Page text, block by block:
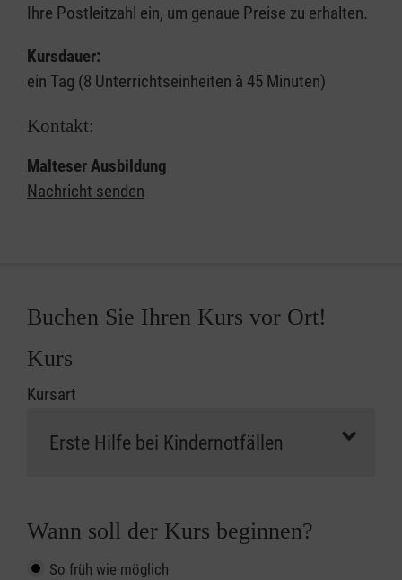
Ihre Postleitzahl ein, um genaue Preise zu erhalten.
Kursdauer:
ein Tag (8 Unterrichtseinheiten à 45 Minuten)
Kontakt:
Malteser Ausbildung
Nachricht senden
Buchen Sie Ihren Kurs vor Ort!
Kurs
Kursart
Wann soll der Kurs beginnen?
So früh wie möglich